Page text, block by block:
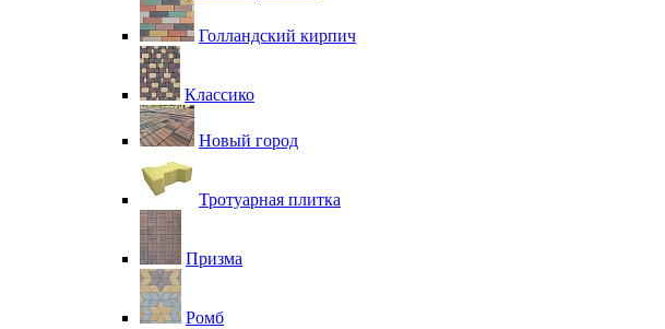
Голландский кирпич
Классико
Новый город
Тротуарная плитка
Призма
Ромб